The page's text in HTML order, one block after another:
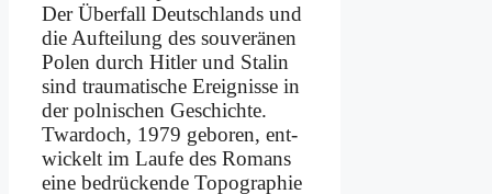
Der Über­fall Deutsch­lands und
die Auf­tei­lung des sou­ve­rä­nen
Po­len durch Hit­ler und Sta­lin
sind trau­ma­ti­sche Er­eig­nis­se in
der pol­ni­schen Ge­schich­te.
Twar­doch, 1979 ge­bo­ren, ent­
wickelt im Lau­fe des Ro­mans
ei­ne be­drücken­de To­po­gra­phie